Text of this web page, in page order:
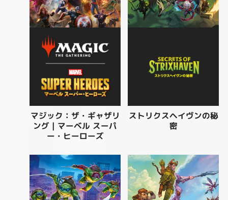
マジック：ザ・ギャザリ
ング｜マーベル スーパ
ー・ヒーローズ
ストリクスヘイヴンの秘
密